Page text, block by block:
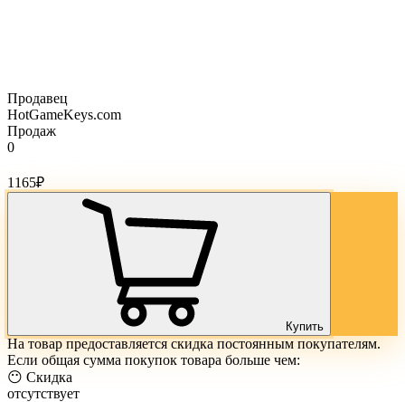
Продавец
HotGameKeys.com
Продаж
0
1165₽
Купить
На товар предоставляется скидка постоянным покупателям.
Если общая сумма покупок товара больше чем:
😶 Скидка
отсутствует